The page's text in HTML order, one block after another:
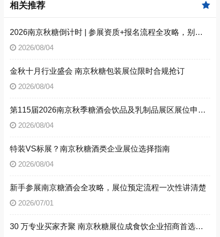
相关推荐
2026南京秋糖倒计时 | 参展资质+报名流程全攻略，别因手续不全错失良机（附材料清单）
2026/08/04
金秋十月行业盛会 南京秋糖包装展位限时合规抢订
2026/08/04
第115届2026南京秋季糖酒会饮品及乳制品展区展位申请技巧
2026/08/04
特装VS标展？南京秋糖酒类企业展位选择指南
2026/08/04
新手参展南京糖酒会全攻略，展位预定流程一次性讲清楚
2026/07/01
30 万专业买家齐聚 南京秋糖展位成食饮企业招商首选阵地